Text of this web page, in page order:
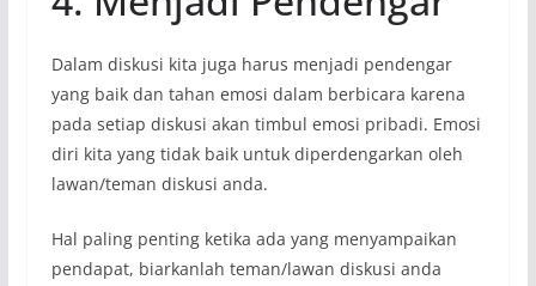
Dalam diskusi kita juga harus menjadi pendengar
yang baik dan tahan emosi dalam berbicara karena
pada setiap diskusi akan timbul emosi pribadi. Emosi
diri kita yang tidak baik untuk diperdengarkan oleh
lawan/teman diskusi anda.
Hal paling penting ketika ada yang menyampaikan
pendapat, biarkanlah teman/lawan diskusi anda